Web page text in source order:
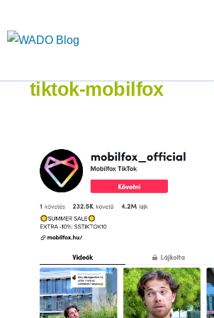
tiktok-mobilfox